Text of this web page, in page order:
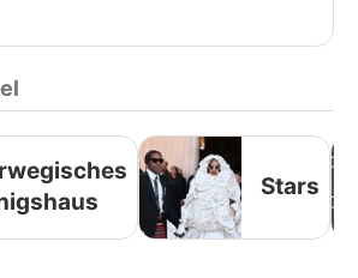
Stars